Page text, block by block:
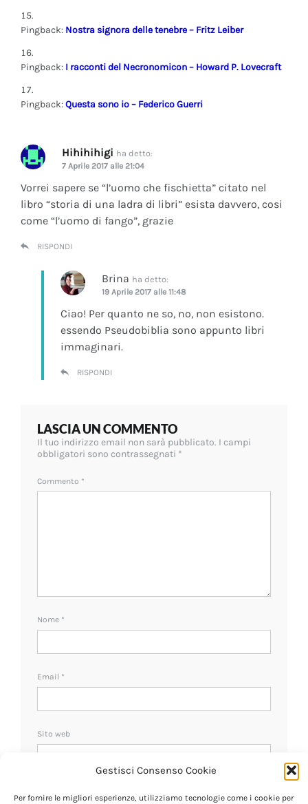
Gestisci Consenso Cookie
Per fornire le migliori esperienze, utilizziamo tecnologie come i cookie per
Pingback: Nostra signora delle tenebre – Fritz Leiber
Pingback: I racconti del Necronomicon – Howard P. Lovecraft
Pingback:Questa sono io – Federico Guerri
Hihihihigi ha detto:
7 Aprile 2017 alle 21:04
Vorrei sapere se “l’uomo che fischietta” citato nel
libro “storia di una ladra di libri” esista davvero, cosi
come “l’uomo di fango”, grazie
RISPONDI
Brina ha detto:
19 Aprile 2017 alle 11:48
Ciao! Per quanto ne so, no, non esistono.
essendo Pseudobiblia sono appunto libri
immaginari.
RISPONDI
LASCIA UN COMMENTO
Il tuo indirizzo email non sarà pubblicato. I campi
obbligatori sono contrassegnati *
Commento *
Nome *
Email *
Sito web